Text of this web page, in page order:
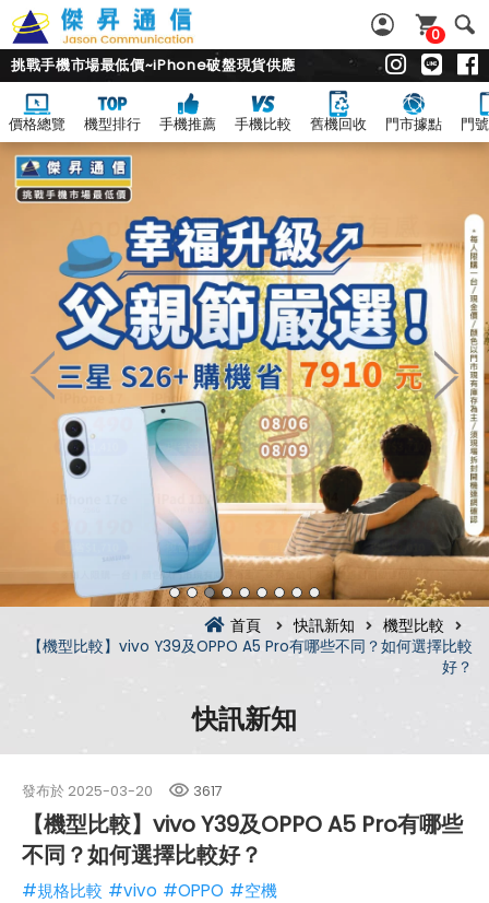
0
挑戰手機市場最低價~iPhone破盤現貨供應
價格總覽 機型排行 手機推薦 手機比較 舊機回收 門市據點 門
首頁 快訊新知
機型比較
【機型比較】vivo Y39及OPPO A5 Pro有哪些不同？如何選擇比較
好？
快訊新知
發布於 2025-03-20 3617
【機型比較】vivo Y39及OPPO A5 Pro有哪些
不同？如何選擇比較好？
#規格比較 #vivo #OPPO #空機